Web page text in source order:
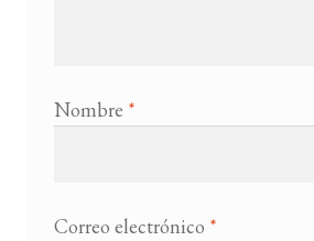
Nombre *
Correo electrónico *